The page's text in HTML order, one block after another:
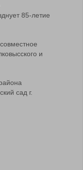
85-летие
и
сад г.